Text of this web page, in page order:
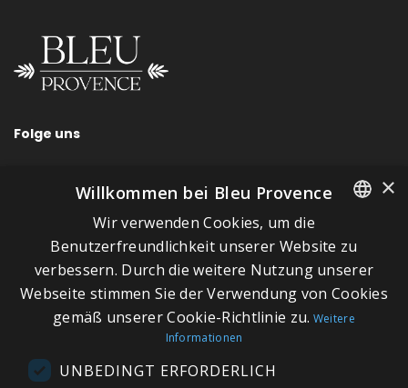
Folge uns
SCHNELLLINKS
Über Bleu Provence
Impressum
Geschäftsbedingungen
Kontaktieren Sie uns
FRENCH
ITALIAN
×
Willkommen bei Bleu Provence
Wir verwenden Cookies, um die
Benutzerfreundlichkeit unserer Website zu
verbessern. Durch die weitere Nutzung unserer
Webseite stimmen Sie der Verwendung von Cookies
gemäß unserer Cookie-Richtlinie zu. Weitere
Informationen
UNBEDINGT ERFORDERLICH